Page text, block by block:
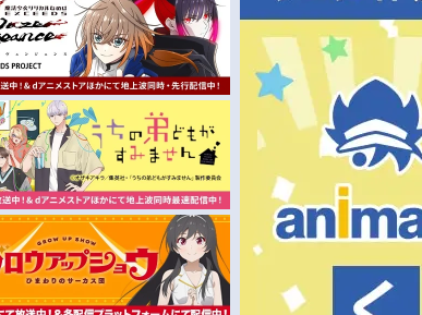
トレンド 無料マンガ
秋アニメ
冬アニメ